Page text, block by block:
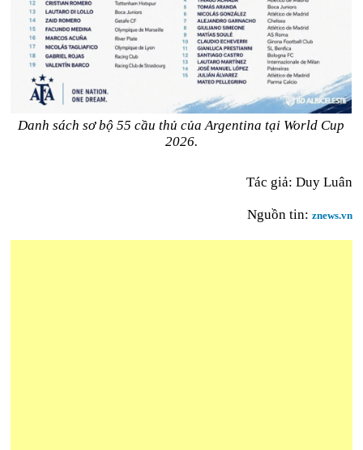
Danh sách sơ bộ 55 cầu thủ của Argentina tại World Cup
2026.
Tác giả: Duy Luân
Nguồn tin: znews.vn